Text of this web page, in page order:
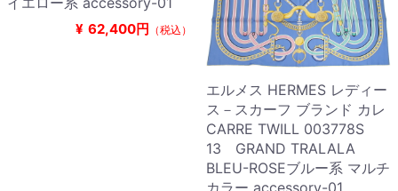
¥ 62,400円 （税込）
エルメス HERMES レディー
ス－スカーフ ブランド カレ
CARRE TWILL 003778S
13 GRAND TRALALA
BLEU-ROSEブルー系 マルチ